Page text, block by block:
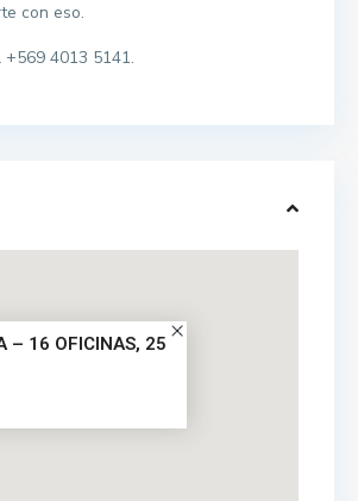
con eso.
+569 4013 5141.
– 16 OFICINAS, 25